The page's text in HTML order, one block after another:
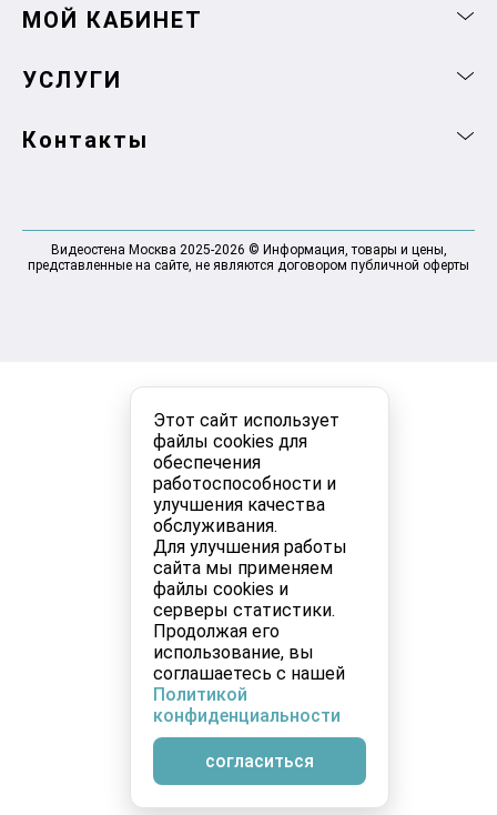
Этот сайт использует
файлы cookies для
обеспечения
работоспособности и
улучшения качества
обслуживания.
Для улучшения работы
сайта мы применяем
файлы cookies и
серверы статистики.
Продолжая его
использование, вы
соглашаетесь с нашей
Политикой
конфиденциальности
согласиться
МОЙ КАБИНЕТ
УСЛУГИ
Контакты
Видеостена Москва 2025-2026 © Информация, товары и цены,
представленные на сайте, не являются договором публичной оферты